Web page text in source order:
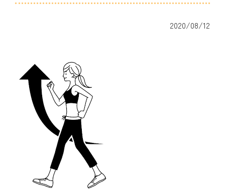
2020/08/12